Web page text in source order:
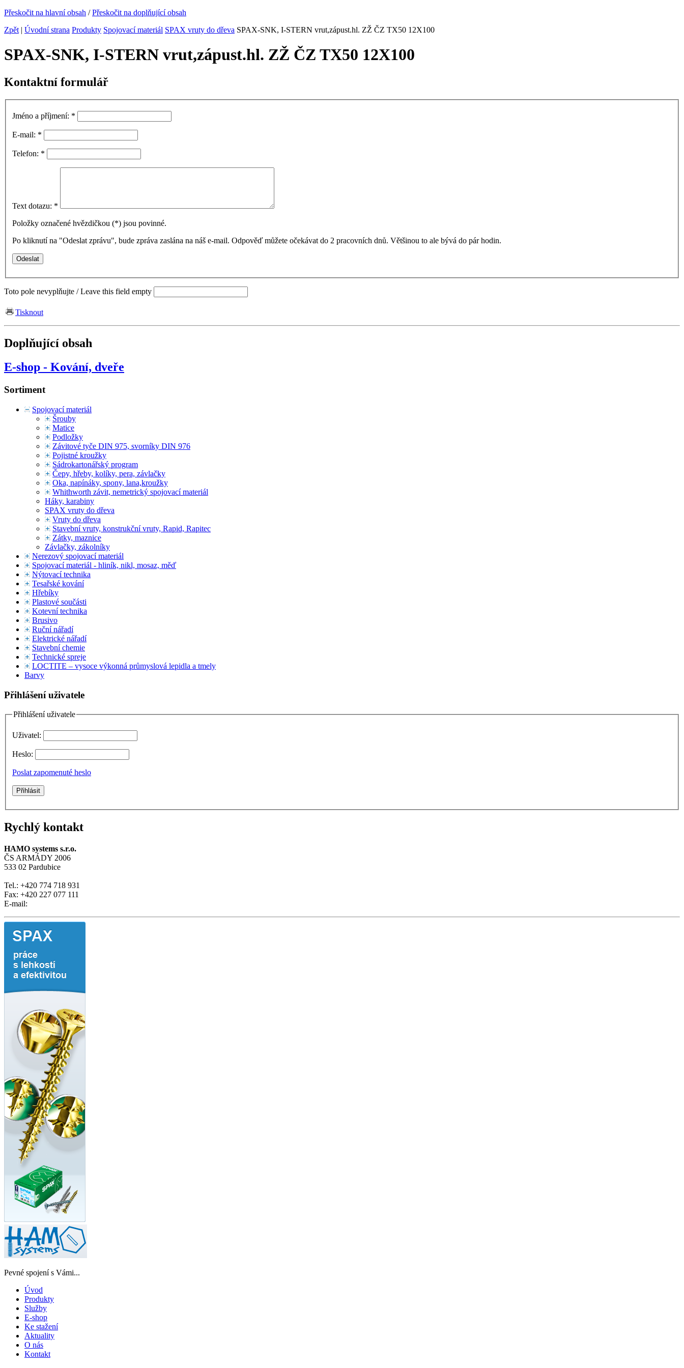
Přeskočit na hlavní obsah /Přeskočit na doplňující obsah
Zpět | Úvodní strana Produkty Spojovací materiál SPAX vruty do dřeva SPAX-SNK, I-STERN vrut,zápust.hl. ZŽ ČZ TX50 12X100
SPAX-SNK, I-STERN vrut,zápust.hl. ZŽ ČZ TX50 12X100
Kontaktní formulář
Jméno a příjmení: *
E-mail: *
Telefon: *
Text dotazu: *
Položky označené hvězdičkou (*) jsou povinné.
Po kliknutí na "Odeslat zprávu", bude zpráva zaslána na náš e-mail. Odpověď můžete očekávat do 2 pracovních dnů. Většinou to ale bývá do pár hodin.
Toto pole nevyplňujte / Leave this field empty
Tisknout
Doplňující obsah
E-shop - Kování, dveře
Sortiment
Spojovací materiál
Šrouby
Matice
Podložky
Závitové tyče DIN 975, svorníky DIN 976
Pojistné kroužky
Sádrokartonářský program
Čepy, hřeby, kolíky, pera, závlačky
Oka, napínáky, spony, lana,kroužky
Whithworth závit, nemetrický spojovací materiál
Háky, karabiny
SPAX vruty do dřeva
Vruty do dřeva
Stavební vruty, konstrukční vruty, Rapid, Rapitec
Zátky, maznice
Závlačky, zákolníky
Nerezový spojovací materiál
Spojovací materiál - hliník, nikl, mosaz, měď
Nýtovací technika
Tesařské kování
Hřebíky
Plastové součásti
Kotevní technika
Brusivo
Ruční nářadí
Elektrické nářadí
Stavební chemie
Technické spreje
LOCTITE – vysoce výkonná průmyslová lepidla a tmely
Barvy
Přihlášení uživatele
Přihlášení uživatele
Uživatel:
Heslo:
Poslat zapomenuté heslo
Rychlý kontakt
HAMO systems s.r.o.
ČS ARMÁDY 2006
533 02 Pardubice
Tel.: +420 774 718 931
Fax: +420 227 077 111
E-mail:
Pevné spojení s Vámi...
Úvod
Produkty
Služby
E-shop
Ke stažení
Aktuality
O nás
Kontakt